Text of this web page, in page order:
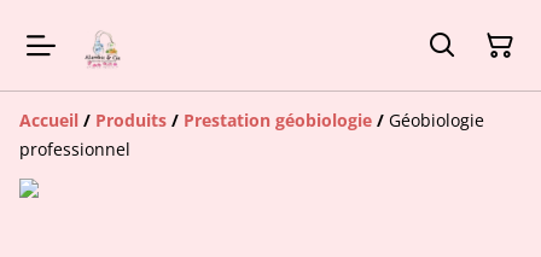
Accueil / Produits / Prestation géobiologie / Géobiologie
professionnel